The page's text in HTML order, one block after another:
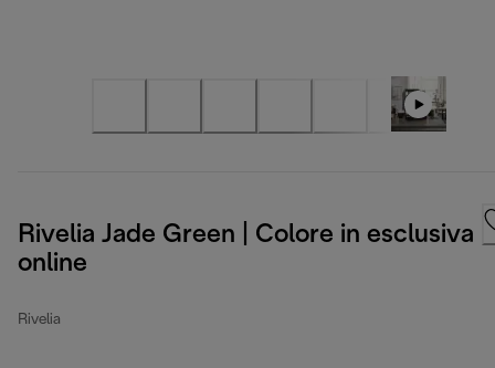
Rivelia Jade Green | Colore in esclusiva
online
Rivelia